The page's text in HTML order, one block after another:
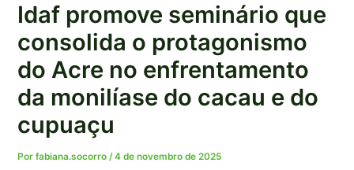
Idaf promove seminário que
consolida o protagonismo
do Acre no enfrentamento
da monilíase do cacau e do
cupuaçu
Porfabiana.socorro/4 de novembro de 2025